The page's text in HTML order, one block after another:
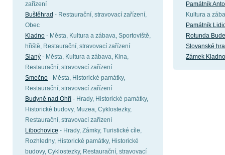
zařízení
Buštěhrad - Restaurační, stravovací zařízení,
Obec
Kladno - Města, Kultura a zábava, Sportoviště,
hřiště, Restaurační, stravovací zařízení
Slaný - Města, Kultura a zábava, Kina,
Restaurační, stravovací zařízení
Smečno - Města, Historické památky,
Restaurační, stravovací zařízení
Budyně nad Ohří - Hrady, Historické památky,
Historické budovy, Muzea, Cyklostezky,
Restaurační, stravovací zařízení
Libochovice - Hrady, Zámky, Turistické cíle,
Rozhledny, Historické památky, Historické
budovy, Cyklostezky, Restaurační, stravovací
Památník
Kultura a
Památník
Rotunda
Slovanské
Zámek Kladno